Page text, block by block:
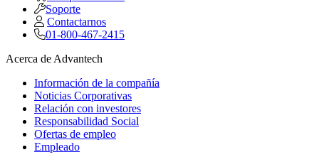
Soporte
Contactarnos
01-800-467-2415
Acerca de Advantech
Información de la compañía
Noticias Corporativas
Relación con investores
Responsabilidad Social
Ofertas de empleo
Empleado